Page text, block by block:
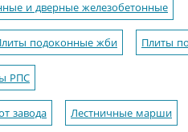
и дверные железобетонные
подоконные жби Плиты
РПС
завода Лестничные марши